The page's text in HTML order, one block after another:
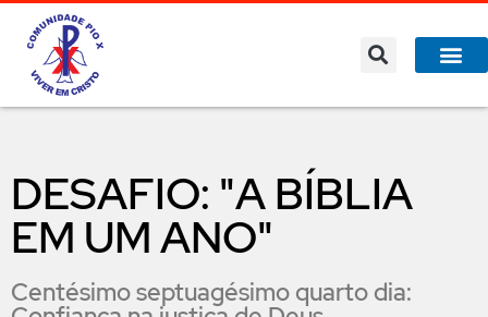
DESAFIO: "A BÍBLIA
EM UM ANO"
Centésimo septuagésimo quarto dia: